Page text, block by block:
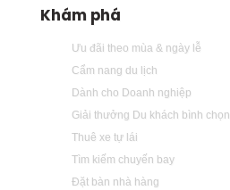
Khám phá
Ưu đãi theo mùa & ngày lễ
Cẩm nang du lịch
Dành cho Doanh nghiệp
Giải thưởng Du khách bình chọn
Thuê xe tự lái
Tìm kiếm chuyến bay
Đặt bàn nhà hàng